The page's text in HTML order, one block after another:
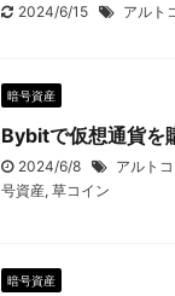
2024/6/15 アルト
暗号資産
Bybitで仮想通貨を
2024/6/8 アルト
号資産, 草コイン
暗号資産